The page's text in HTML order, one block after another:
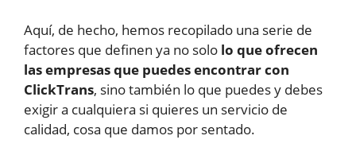
Aquí, de hecho, hemos recopilado una serie de
factores que definen ya no solo lo que ofrecen
las empresas que puedes encontrar con
ClickTrans, sino también lo que puedes y debes
exigir a cualquiera si quieres un servicio de
calidad, cosa que damos por sentado.